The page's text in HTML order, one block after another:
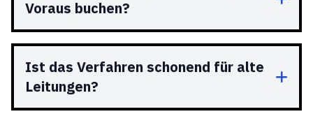
Voraus buchen?
Ist das Verfahren schonend für alte
Leitungen?